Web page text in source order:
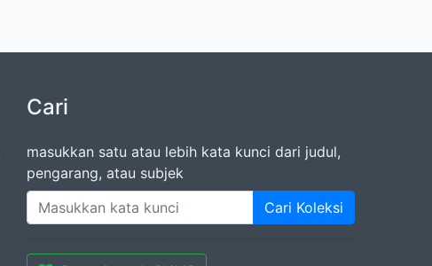
Cari
masukkan satu atau lebih kata kunci dari judul,
pengarang, atau subjek
Cari Koleksi